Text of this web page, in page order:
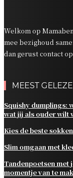
Welkom op
mee bezighoud
dan gerust contact
MEEST
Squishy dumplings:
wat jij als ouder wilt
Kies de beste
Slim omgaan met
Tandenpoetsen met
momentje van te